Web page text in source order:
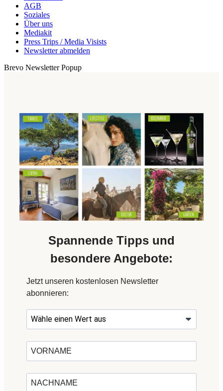
AGB
Soziales
Über uns
Mediakit
Press Trips / Media Visists
Newsletter abmelden
Brevo Newsletter Popup